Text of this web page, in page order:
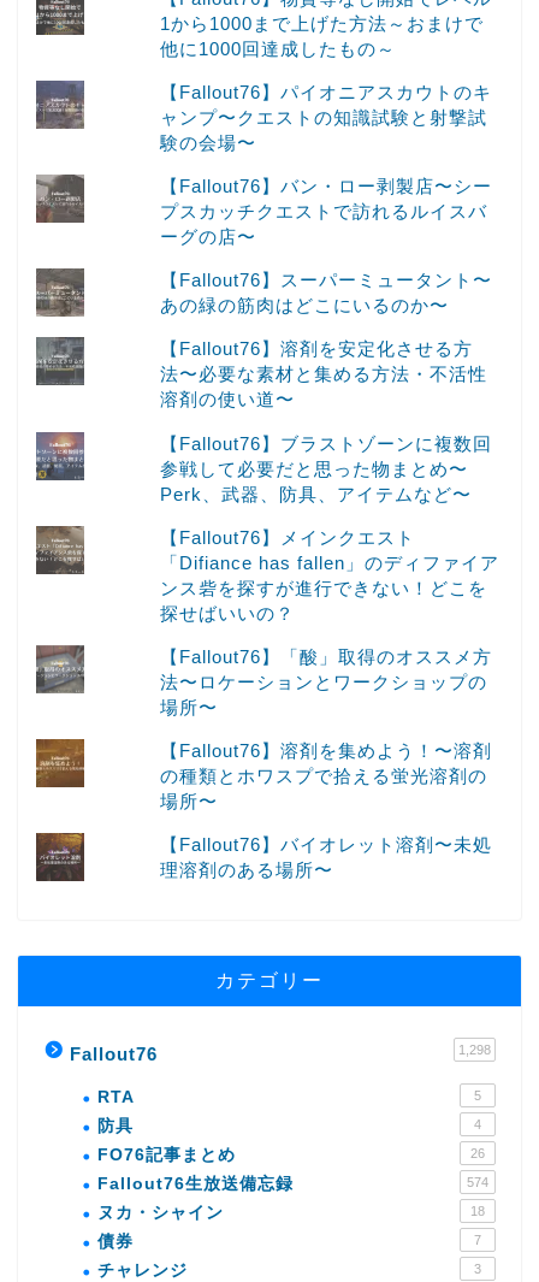
1から1000まで上げた方法～おまけで
他に1000回達成したもの～
【Fallout76】パイオニアスカウトのキ
ャンプ〜クエストの知識試験と射撃試
験の会場〜
【Fallout76】バン・ロー剥製店〜シー
プスカッチクエストで訪れるルイスバ
ーグの店〜
【Fallout76】スーパーミュータント〜
あの緑の筋肉はどこにいるのか〜
【Fallout76】溶剤を安定化させる方
法〜必要な素材と集める方法・不活性
溶剤の使い道〜
【Fallout76】ブラストゾーンに複数回
参戦して必要だと思った物まとめ〜
Perk、武器、防具、アイテムなど〜
【Fallout76】メインクエスト
「Difiance has fallen」のディファイア
ンス砦を探すが進行できない！どこを
探せばいいの？
【Fallout76】「酸」取得のオススメ方
法〜ロケーションとワークショップの
場所〜
【Fallout76】溶剤を集めよう！〜溶剤
の種類とホワスプで拾える蛍光溶剤の
場所〜
【Fallout76】バイオレット溶剤〜未処
理溶剤のある場所〜
カテゴリー
Fallout76 1,298
RTA 5
防具 4
FO76記事まとめ 26
Fallout76生放送備忘録 574
ヌカ・シャイン 18
債券 7
チャレンジ 3